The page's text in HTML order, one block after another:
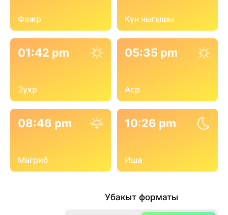
Фажр Күн чыгышы
01:42 pm
Зухр
05:35 pm
Аср
08:46 pm
Магриб
10:26 pm
Иша
Убакыт форматы